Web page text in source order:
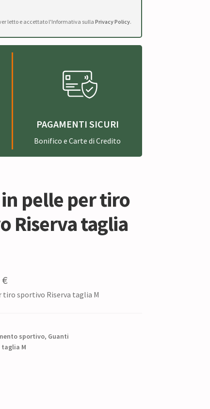
letto e accettato l'Informativa sullaPrivacy Policy.
PAGAMENTI SICURI
Bonifico e Carte di Credito
pelle per tiro
Riserva taglia
€Il
prezzo
è:
54,38 €.
tiro sportivo Riserva taglia M
sportivo, Guanti
taglia M